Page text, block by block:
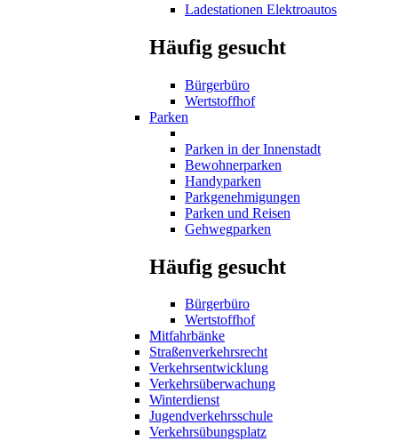
Ladestationen Elektroautos
Häufig gesucht
Bürgerbüro
Wertstoffhof
Parken
Parken in der Innenstadt
Bewohnerparken
Handyparken
Parkgenehmigungen
Parken und Reisen
Gehwegparken
Häufig gesucht
Bürgerbüro
Wertstoffhof
Mitfahrbänke
Straßenverkehrsrecht
Verkehrsentwicklung
Verkehrsüberwachung
Winterdienst
Jugendverkehrsschule
Verkehrsübungsplatz